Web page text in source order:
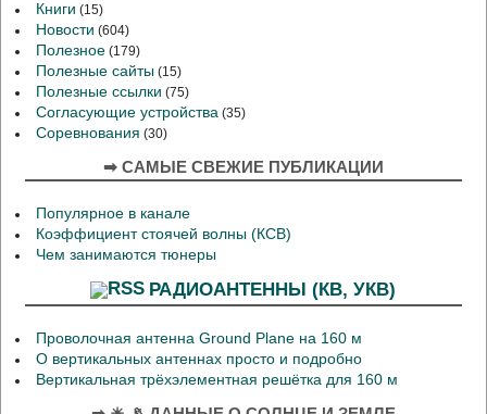
Книги (15)
Новости (604)
Полезное (179)
Полезные сайты (15)
Полезные ссылки (75)
Согласующие устройства (35)
Соревнования (30)
➡ САМЫЕ СВЕЖИЕ ПУБЛИКАЦИИ
Популярное в канале
Коэффициент стоячей волны (КСВ)
Чем занимаются тюнеры
РАДИОАНТЕННЫ (КВ, УКВ)
Проволочная антенна Ground Plane на 160 м
О вертикальных антеннах просто и подробно
Вертикальная трёхэлементная решётка для 160 м